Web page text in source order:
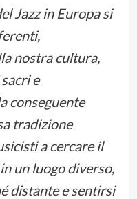
Jazz in Europa si
nostra cultura,
e
conseguente
tradizione
a cercare il
un luogo diverso,
distante e sentirsi